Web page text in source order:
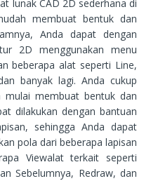
lunak CAD 2D sederhana di
membuat bentuk dan
Anda dapat dengan
2D menggunakan menu
beberapa alat seperti Line,
banyak lagi. Anda cukup
membuat bentuk dan
dilakukan dengan bantuan
sehingga Anda dapat
pola dari beberapa lapisan
Viewalat terkait seperti
Sebelumnya, Redraw, dan